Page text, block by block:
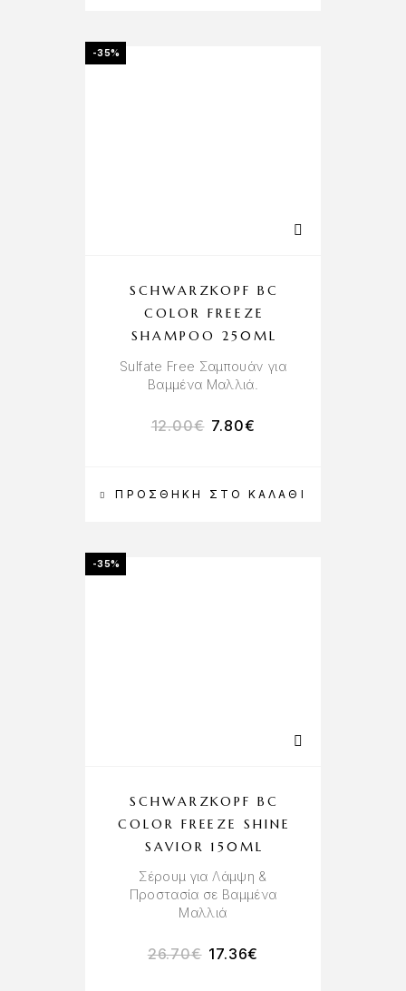
-35%
ΠΡΟΣΘΉΚΗ ΣΤΟ ΚΑΛΆΘΙ
SCHWARZKOPF BC
COLOR FREEZE
SHAMPOO 250ML
Sulfate Free Σαμπουάν για
Βαμμένα Μαλλιά.
12.00€ 7.80€
-35%
SCHWARZKOPF BC
COLOR FREEZE SHINE
SAVIOR 150ML
Σέρουμ για Λάμψη &
Προστασία σε Βαμμένα
Μαλλιά
26.70€ 17.36€